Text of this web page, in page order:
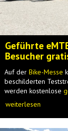
Geführte
Besucher
Auf der Bike-Messe
beschilderten
werden kostenlose
weiterlesen